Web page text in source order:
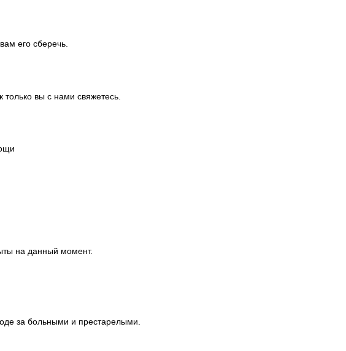
его сберечь.
вы с нами свяжетесь.
на данный момент.
за больными и престарелыми.